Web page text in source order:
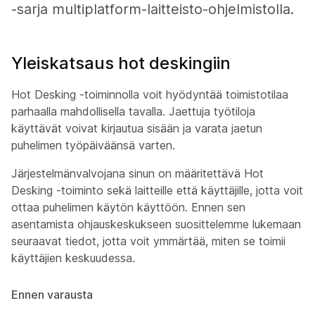
-sarja multiplatform-laitteisto-ohjelmistolla.
Yleiskatsaus hot deskingiin
Hot Desking -toiminnolla voit hyödyntää toimistotilaa
parhaalla mahdollisella tavalla. Jaettuja työtiloja
käyttävät voivat kirjautua sisään ja varata jaetun
puhelimen työpäiväänsä varten.
Järjestelmänvalvojana sinun on määritettävä Hot
Desking -toiminto sekä laitteille että käyttäjille, jotta voit
ottaa puhelimen käytön käyttöön. Ennen sen
asentamista ohjauskeskukseen suosittelemme lukemaan
seuraavat tiedot, jotta voit ymmärtää, miten se toimii
käyttäjien keskuudessa.
Ennen varausta